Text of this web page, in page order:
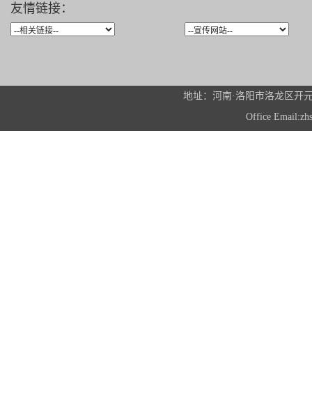
友情链接：
地址：河南·洛阳市洛龙区开
Office